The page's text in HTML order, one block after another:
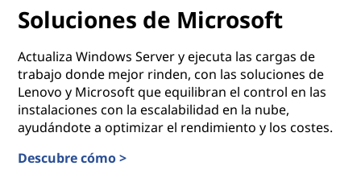
Soluciones de Microsoft
Actualiza Windows Server y ejecuta las cargas de
trabajo donde mejor rinden, con las soluciones de
Lenovo y Microsoft que equilibran el control en las
instalaciones con la escalabilidad en la nube,
ayudándote a optimizar el rendimiento y los costes.
Descubre cómo >